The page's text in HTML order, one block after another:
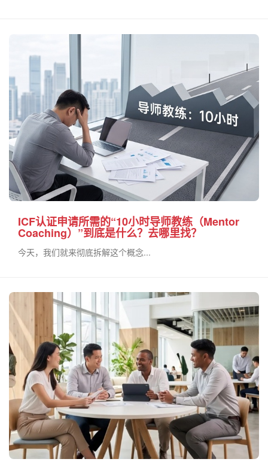
ICF认证申请所需的“10小时导师教练（Mentor
Coaching）”到底是什么？去哪里找？
今天，我们就来彻底拆解这个概念...